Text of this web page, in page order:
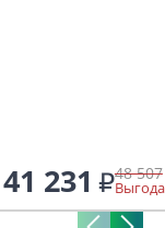
41 231 48 507